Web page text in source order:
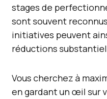
stages de
sont souvent
initiatives peuvent
réductions
Vous cherchez à
en gardant un œil sur